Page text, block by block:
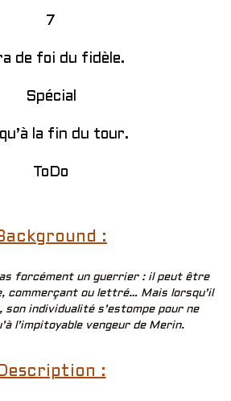
7
de foi du fidèle.
Spécial
la fin du tour.
ToDo
:
forcément un guerrier : il peut être
commerçant ou lettré… Mais lorsqu’il
individualité s’estompe pour ne
l’impitoyable vengeur de Merin.
Description :